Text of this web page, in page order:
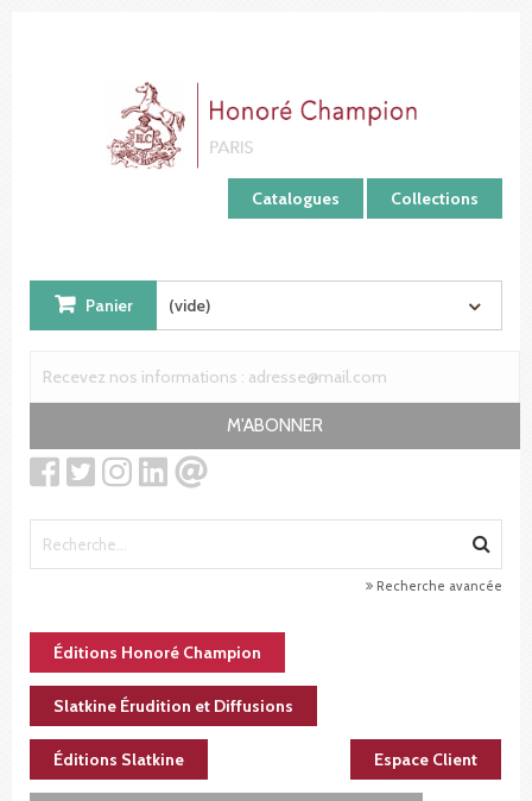
Catalogues Collections
Panier (vide)
M'ABONNER
Recherche avancée
Éditions Honoré Champion
Slatkine Érudition et Diffusions
Éditions Slatkine Espace Client